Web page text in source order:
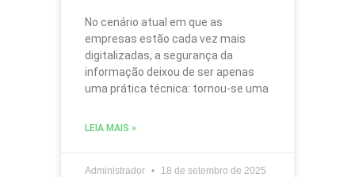
No cenário atual em que as
empresas estão cada vez mais
digitalizadas, a segurança da
informação deixou de ser apenas
uma prática técnica: tornou-se uma
LEIA MAIS »
Administrador 18 de setembro de 2025